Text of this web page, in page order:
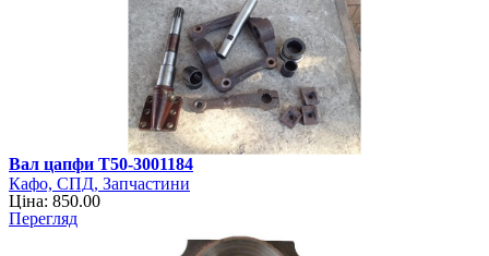
Вал цапфи Т50-3001184
Кафо, СПД, Запчастини
Ціна: 850.00
Перегляд